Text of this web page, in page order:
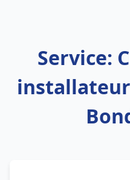
Service: